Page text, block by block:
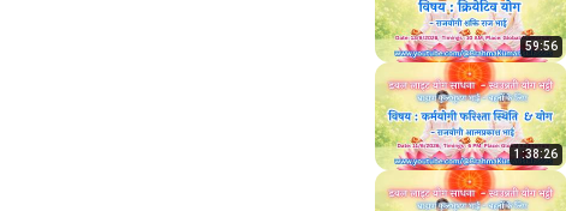
59:56
1:38:26